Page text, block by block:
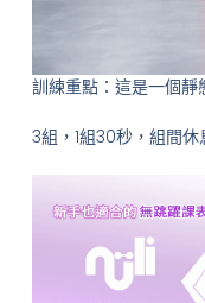
訓練重點：這是一個靜
3組，1組30秒，組間休